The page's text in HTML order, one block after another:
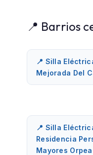
📍 Barrios
📍 Silla
Mejorada Del
📍 Silla
Residencia
Mayores